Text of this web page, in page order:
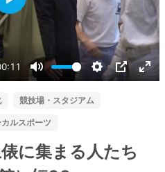
Mute Settings
PIP
Play
競技場・スタジアム
カルスポーツ
に集まる人たち